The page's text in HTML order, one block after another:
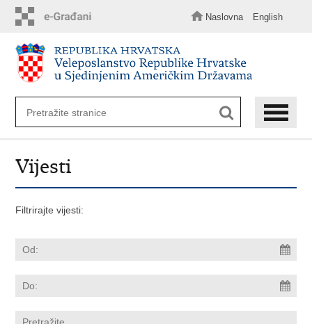
sadržaj
Naslovna English
Vijesti
Filtrirajte vijesti: